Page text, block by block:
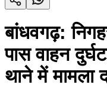
बांधवगढ़:
पास वाहन
थाने में मामला